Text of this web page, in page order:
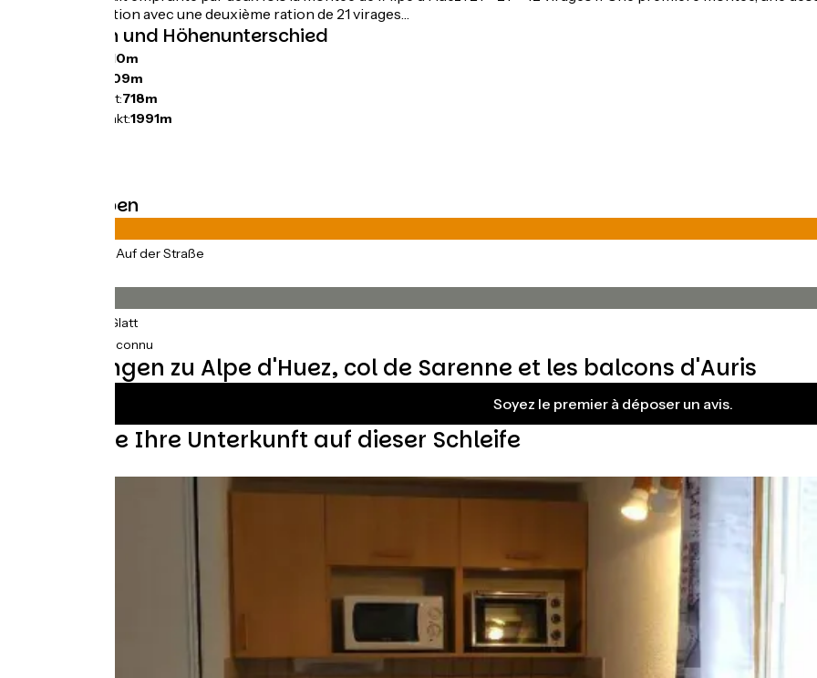
pour finir l’addition avec une deuxième ration de 21 virages…
Steigungen und Höhenunterschied
2910m
2909m
Tiefster Punkt:718m
Höchster Punkt:1991m
Straßentypen
(100%) Auf der Straße
(75%) Glatt
(25%) Inconnu
Bewertungen zu Alpe d'Huez, col de Sarenne et les balcons d'Auris
Soyez le premier à déposer un avis.
Finden Sie Ihre Unterkunft auf dieser Schleife